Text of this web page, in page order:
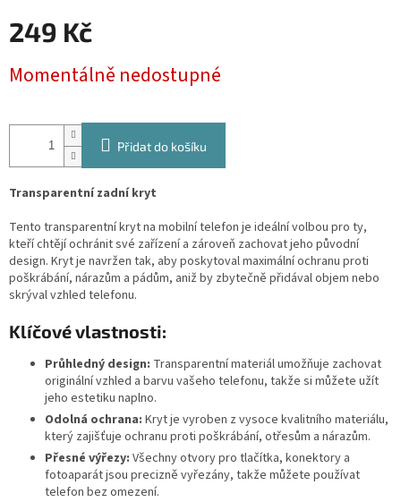
249 Kč
cena:
Momentálně nedostupné
Přidat do košíku
Transparentní zadní kryt
Tento transparentní kryt na mobilní telefon je ideální volbou pro ty,
kteří chtějí ochránit své zařízení a zároveň zachovat jeho původní
design. Kryt je navržen tak, aby poskytoval maximální ochranu proti
poškrábání, nárazům a pádům, aniž by zbytečně přidával objem nebo
skrýval vzhled telefonu.
Klíčové vlastnosti:
Průhledný design: Transparentní materiál umožňuje zachovat
originální vzhled a barvu vašeho telefonu, takže si můžete užít
jeho estetiku naplno.
Odolná ochrana: Kryt je vyroben z vysoce kvalitního materiálu,
který zajišťuje ochranu proti poškrábání, otřesům a nárazům.
Přesné výřezy: Všechny otvory pro tlačítka, konektory a
fotoaparát jsou precizně vyřezány, takže můžete používat
telefon bez omezení.